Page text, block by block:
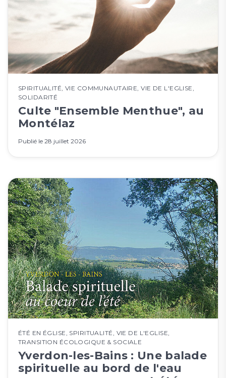
SPIRITUALITÉ ,VIE COMMUNAUTAIRE ,VIE DE L'EGLISE
SOLIDARITÉ
Culte "Ensemble Menthue", au
Montélaz
Publié le 28 juillet 2026
ÉTÉ EN ÉGLISE SPIRITUALITÉ VIE DE L'EGLISE
TRANSITION ÉCOLOGIQUE & SOCIALE
Yverdon-les-Bains : Une balade
spirituelle au bord de l'eau